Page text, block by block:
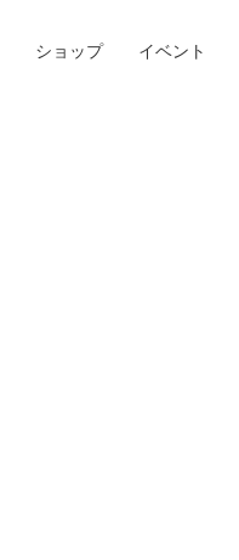
イベント
ショップ